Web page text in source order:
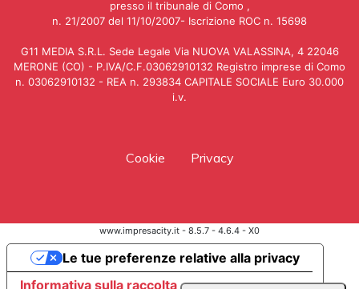
presso il tribunale di Como ,
n. 21/2007 del 11/10/2007- Iscrizione ROC n. 15698
G11 MEDIA S.R.L. Sede Legale Via NUOVA VALASSINA, 4 22046
MERONE (CO) - P.IVA/C.F.03062910132 Registro imprese di Como
n. 03062910132 - REA n. 293834 CAPITALE SOCIALE Euro 30.000
i.v.
Cookie Privacy
www.impresacity.it - 8.5.7 - 4.6.4 - X0
Informativa sulla raccolta
Le tue preferenze relative alla privacy